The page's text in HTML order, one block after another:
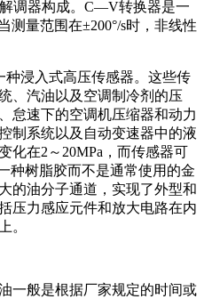
调器构成。C—V转换器是一
测量范围在±200°/s时，非线性
种浸入式高压传感器。这些传
、汽油以及空调制冷剂的压
怠速下的空调机压缩器和动力
制系统以及自动变速器中的液
化在2～20MPa，而传感器可
种树脂胶而不是通常使用的金
的油分子通道，实现了外型和
压力感应元件和放大电路在内
。
一般是根据厂家规定的时间或